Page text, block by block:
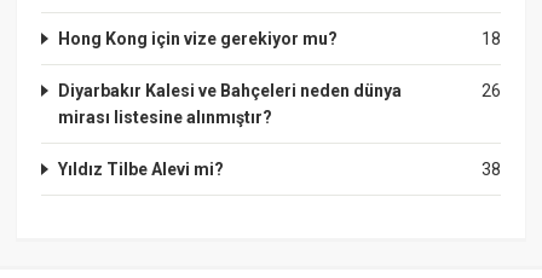
18
Hong Kong için vize gerekiyor mu?
26
Diyarbakır Kalesi ve Bahçeleri neden dünya
mirası listesine alınmıştır?
38
Yıldız Tilbe Alevi mi?